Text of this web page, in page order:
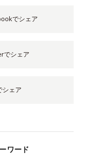
でシェア
でシェア
シェア
ワード